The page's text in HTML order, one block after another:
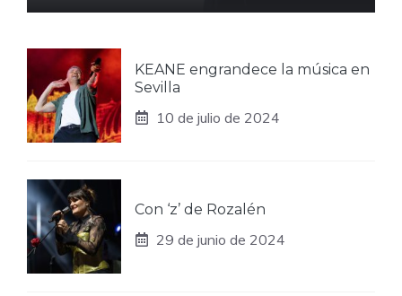
KEANE engrandece la música en
Sevilla
10 de julio de 2024
Con ‘z’ de Rozalén
29 de junio de 2024